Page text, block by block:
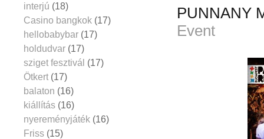
PUNNANY
Event
interjú (18)
Casino bangkok (17)
hellobabybar (17)
holdudvar (17)
sziget fesztivál (17)
Ötkert (17)
balaton (16)
kiállítás (16)
nyereményjáték (16)
Friss (15)